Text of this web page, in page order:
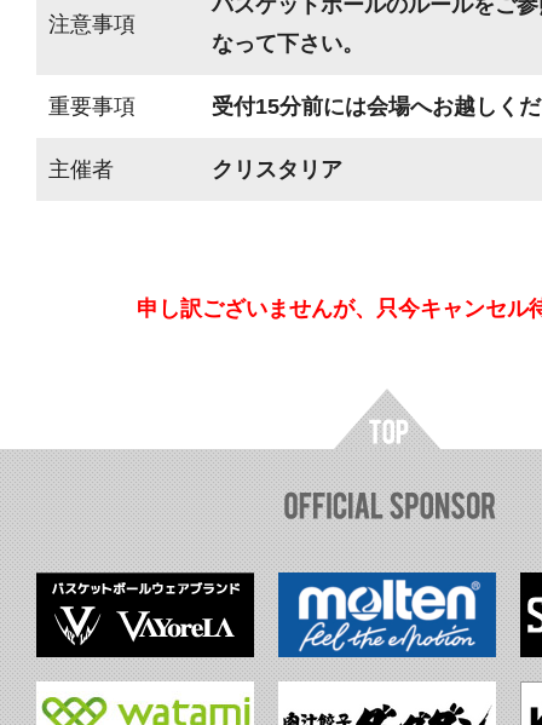
注意事項
なって下さい。
重要事項 受付15分前には会場へお越しく
主催者 クリスタリア
申し訳ございませんが、只今キャンセル